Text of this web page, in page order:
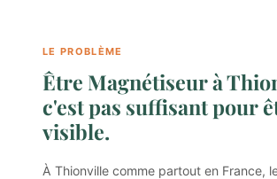
LE PROBLÈME
Être Magnétiseur à
c'est pas suffisant pour
visible.
À Thionville comme partout en France,